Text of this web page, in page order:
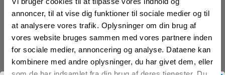
annoncer, til at vise dig funktioner til sociale medier og til
at analysere vores trafik. Oplysninger om din brug af
vores website bruges sammen med vores partnere inden
for sociale medier, annoncering og analyse. Dataene kan
kombinere med andre oplysninger, du har givet dem, eller